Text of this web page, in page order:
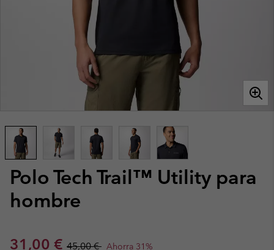
Polo Tech Trail™ Utility para
hombre
Sale price:
31,00 € Regular price:
45,00 € Ahorra 31%